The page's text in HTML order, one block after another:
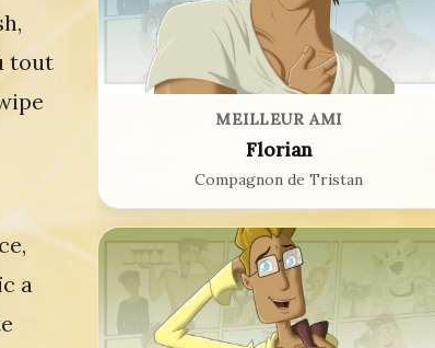
tout
a
MEILLEUR AMI
Florian
Compagnon de Tristan